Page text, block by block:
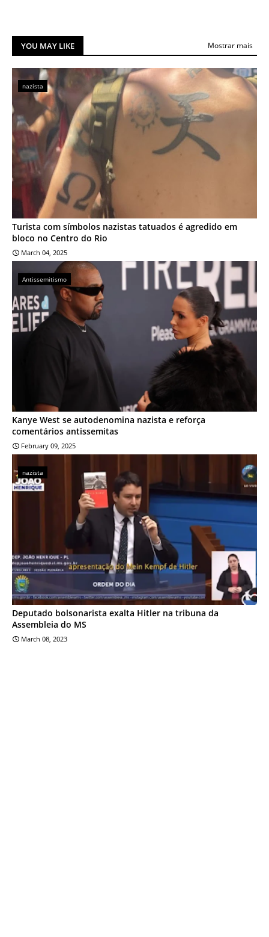
YOU MAY LIKE Mostrar mais
nazista
Turista com símbolos nazistas tatuados é agredido em
bloco no Centro do Rio
March 04, 2025
Antissemitismo
Kanye West se autodenomina nazista e reforça
comentários antissemitas
February 09, 2025
nazista
Deputado bolsonarista exalta Hitler na tribuna da
Assembleia do MS
March 08, 2023